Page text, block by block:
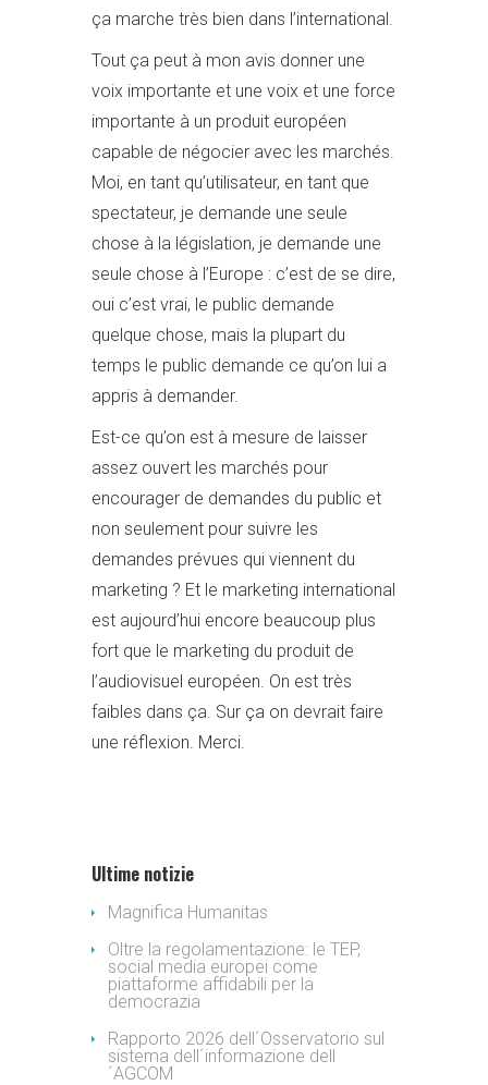
ça marche très bien dans l’international.
Tout ça peut à mon avis donner une
voix importante et une voix et une force
importante à un produit européen
capable de négocier avec les marchés.
Moi, en tant qu’utilisateur, en tant que
spectateur, je demande une seule
chose à la législation, je demande une
seule chose à l’Europe : c’est de se dire,
oui c’est vrai, le public demande
quelque chose, mais la plupart du
temps le public demande ce qu’on lui a
appris à demander.
Est-ce qu’on est à mesure de laisser
assez ouvert les marchés pour
encourager de demandes du public et
non seulement pour suivre les
demandes prévues qui viennent du
marketing ? Et le marketing international
est aujourd’hui encore beaucoup plus
fort que le marketing du produit de
l’audiovisuel européen. On est très
faibles dans ça. Sur ça on devrait faire
une réflexion. Merci.
Ultime notizie
Magnifica Humanitas
Oltre la regolamentazione: le TEP,
social media europei come
piattaforme affidabili per la
democrazia
Rapporto 2026 dell´Osservatorio sul
sistema dell´informazione dell
´AGCOM